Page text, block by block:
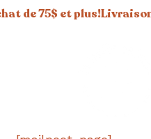
75$ et plus!Livraison